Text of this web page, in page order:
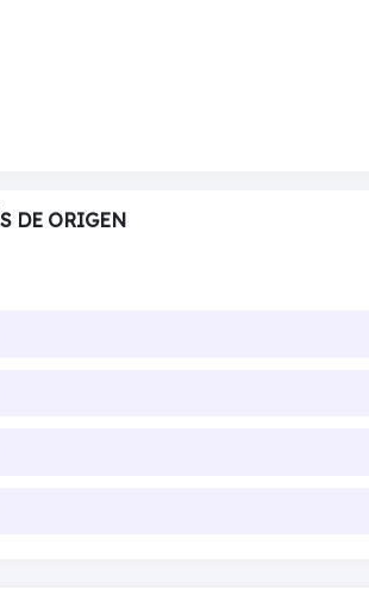
DE ORIGEN